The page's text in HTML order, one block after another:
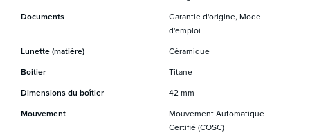
Documents
Garantie d'origine, Mode
d'emploi
Lunette (matière) Céramique
Boitier Titane
Dimensions du boîtier 42 mm
Mouvement
Mouvement Automatique
Certifié (COSC)